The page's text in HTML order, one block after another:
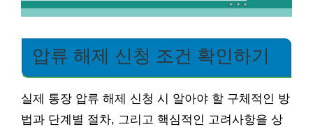
압류 해제 신청 조건 확인하기
실제 통장 압류 해제 신청 시 알아야 할 구체적인 방
법과 단계별 절차, 그리고 핵심적인 고려사항을 상